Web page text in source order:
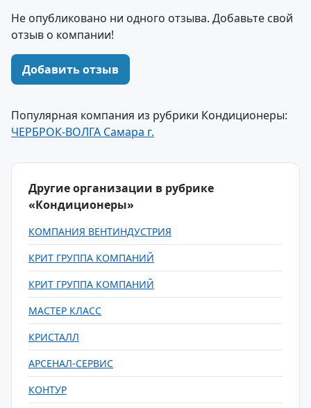
Не опубликовано ни одного отзыва. Добавьте свой
отзыв о компании!
Добавить отзыв
Популярная компания из рубрики Кондиционеры:
ЧЕРБРОК-ВОЛГА Самара г.
Другие организации в рубрике
«Кондиционеры»
КОМПАНИЯ ВЕНТИНДУСТРИЯ
КРИТ ГРУППА КОМПАНИЙ
КРИТ ГРУППА КОМПАНИЙ
МАСТЕР КЛАСС
КРИСТАЛЛ
АРСЕНАЛ-СЕРВИС
КОНТУР